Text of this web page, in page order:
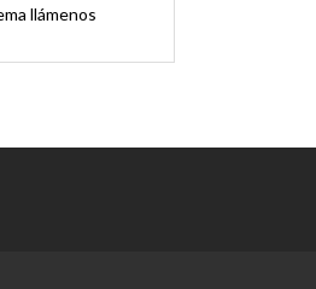
llámenos